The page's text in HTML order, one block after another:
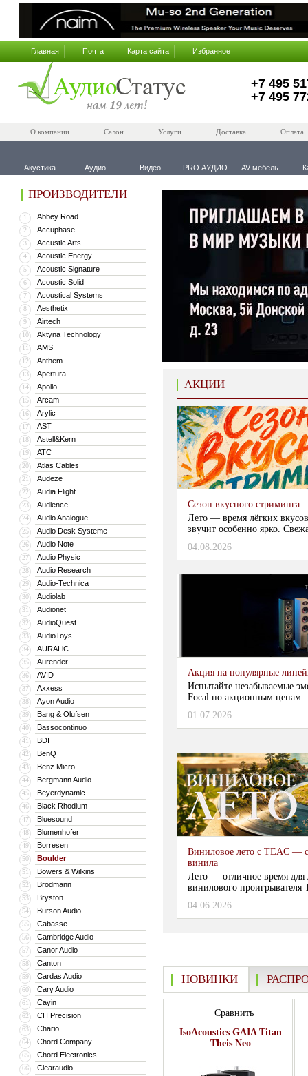
Главная Почта Карта сайта Избранное
+7 495
+7 495
О компании Салон Услуги Доставка Оплата
Акустика Аудио Видео PRO АУДИО AV-мебель
ПРОИЗВОДИТЕЛИ
1 Abbey Road
2 Accuphase
3 Accustic Arts
4 Acoustic Energy
5 Acoustic Signature
6 Acoustic Solid
7 Acoustical Systems
8 Aesthetix
9 Airtech
10 Aktyna Technology
11 AMS
12 Anthem
13 Apertura
14 Apollo
15 Arcam
16 Arylic
17 AST
18 Astell&Kern
19 ATC
20 Atlas Cables
21 Audeze
22 Audia Flight
23 Audience
24 Audio Analogue
25 Audio Desk Systeme
26 Audio Note
27 Audio Physic
28 Audio Research
29 Audio-Technica
30 Audiolab
31 Audionet
32 AudioQuest
33 AudioToys
34 AURALiC
35 Aurender
36 AVID
37 Axxess
38 Ayon Audio
39 Bang & Olufsen
40 Bassocontinuo
41 BDI
42 BenQ
43 Benz Micro
44 Bergmann Audio
45 Beyerdynamic
46 Black Rhodium
47 Bluesound
48 Blumenhofer
49 Borresen
50 Boulder
51 Bowers & Wilkins
52 Brodmann
53 Bryston
54 Burson Audio
55 Cabasse
56 Cambridge Audio
57 Canor Audio
58 Canton
59 Cardas Audio
60 Cary Audio
61 Cayin
62 CH Precision
63 Chario
64 Chord Company
65 Chord Electronics
66 Clearaudio
АКЦИИ
Сезон вкусного стриминга
Лето — время лёгких
звучит особенно ярко.
04.08.2026
Акция на популярные
Испытайте незабываемые
Focal по акционным
01.07.2026
Виниловое лето с TEAC —
винила
Лето — отличное время
винилового
...
04.06.2026
НОВИНКИ
Сравнить
IsoAcoustics GAIA Titan
Theis Neo